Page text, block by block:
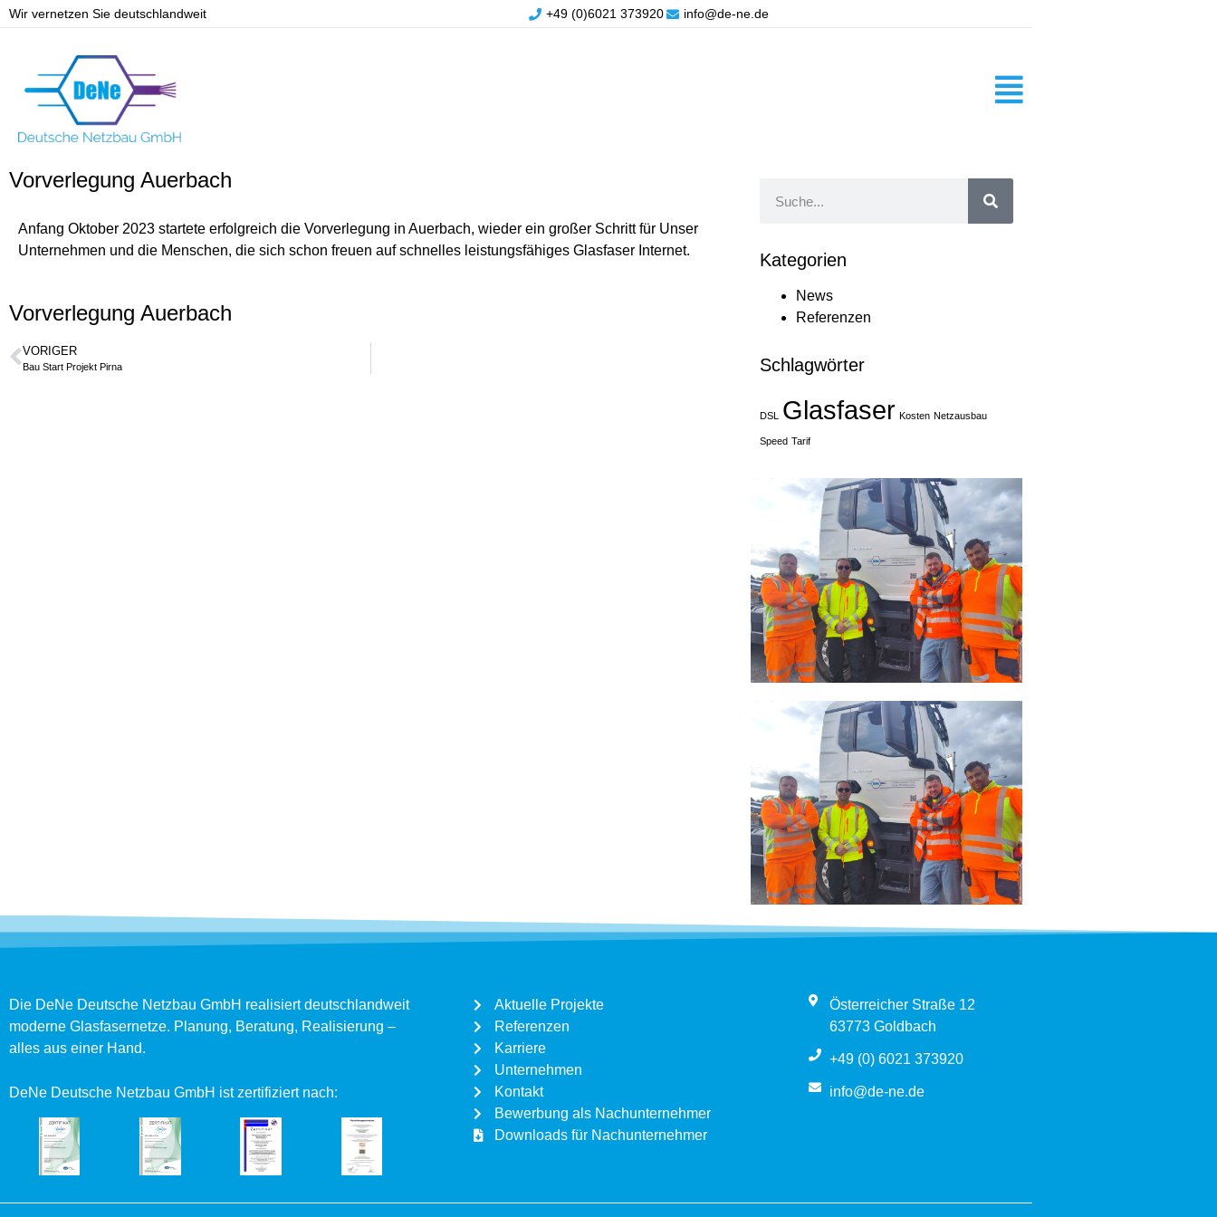
Wir vernetzen Sie deutschlandweit +49 (0)6021 373920 info@de-ne.de
Vorverlegung Auerbach
Anfang Oktober 2023 startete erfolgreich die Vorverlegung in Auerbach, wieder ein großer Schritt für Unser
Unternehmen und die Menschen, die sich schon freuen auf schnelles leistungsfähiges Glasfaser Internet.
Vorverlegung Auerbach
VORIGER
Bau Start Projekt Pirna
Kategorien
News
Referenzen
Schlagwörter
DSL Glasfaser Kosten Netzausbau
Speed Tarif
Die DeNe Deutsche Netzbau GmbH realisiert deutschlandweit
moderne Glasfasernetze. Planung, Beratung, Realisierung –
alles aus einer Hand.
DeNe Deutsche Netzbau GmbH ist zertifiziert nach:
Aktuelle Projekte
Referenzen
Karriere
Unternehmen
Kontakt
Bewerbung als Nachunternehmer
Downloads für Nachunternehmer
Österreicher Straße 12
63773 Goldbach
+49 (0) 6021 373920
info@de-ne.de